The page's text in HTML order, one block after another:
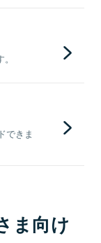
できま
ま向け